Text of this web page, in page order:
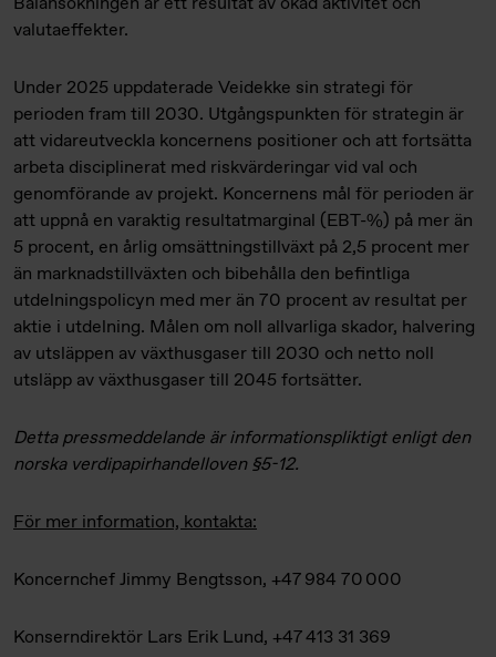
valutaeffekter.
Under 2025 uppdaterade Veidekke sin strategi för
perioden fram till 2030. Utgångspunkten för strategin är
att vidareutveckla koncernens positioner och att fortsätta
arbeta disciplinerat med riskvärderingar vid val och
genomförande av projekt. Koncernens mål för perioden är
att uppnå en varaktig resultatmarginal (EBT-%) på mer än
5 procent, en årlig omsättningstillväxt på 2,5 procent mer
än marknadstillväxten och bibehålla den befintliga
utdelningspolicyn med mer än 70 procent av resultat per
aktie i utdelning. Målen om noll allvarliga skador, halvering
av utsläppen av växthusgaser till 2030 och netto noll
utsläpp av växthusgaser till 2045 fortsätter.
Detta pressmeddelande är informationspliktigt enligt den
norska verdipapirhandelloven §5-12.
För mer information, kontakta:
Koncernchef Jimmy Bengtsson, +47 984 70 000
Konserndirektör Lars Erik Lund, +47 413 31 369